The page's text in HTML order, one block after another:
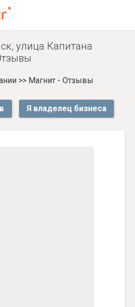
улица Капитана
>> Магнит - Отзывы
Я владелец бизнеса